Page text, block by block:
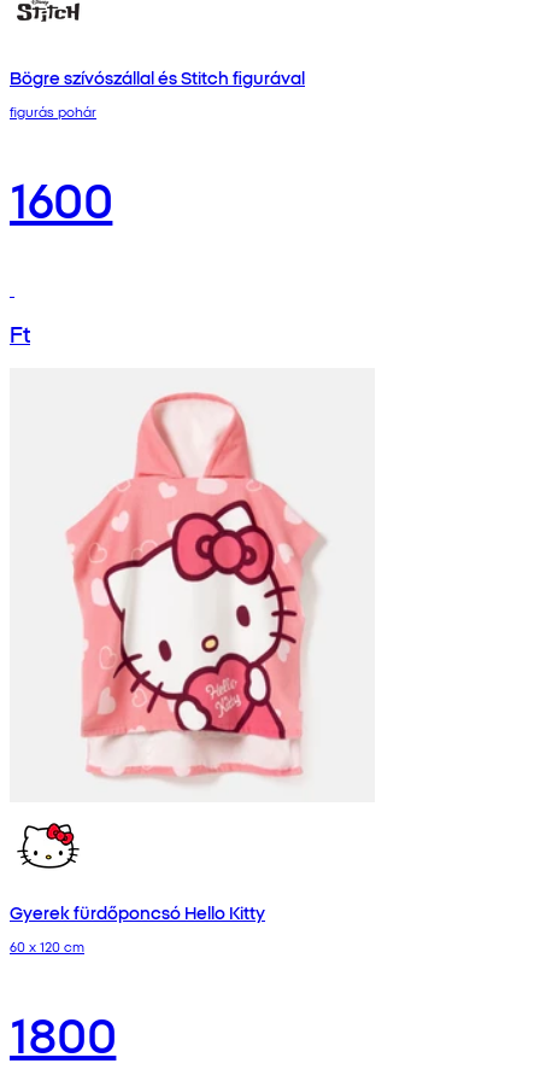
Bögre szívószállal és Stitch figurával
figurás pohár
1600
Ft
Gyerek fürdőponcsó Hello Kitty
60 x 120 cm
1800